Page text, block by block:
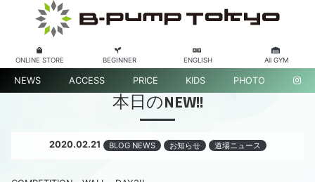
ONLINE STORE BEGINNER ENGLISH All GYM
NEWS ACCESS PRICE KIDS PHOTO
本日のNEW!!
2020.02.21 BLOG NEWS お知らせ 道場ニュース